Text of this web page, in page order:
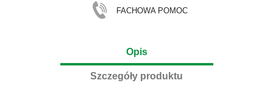
FACHOWA POMOC
Opis
Szczegóły produktu